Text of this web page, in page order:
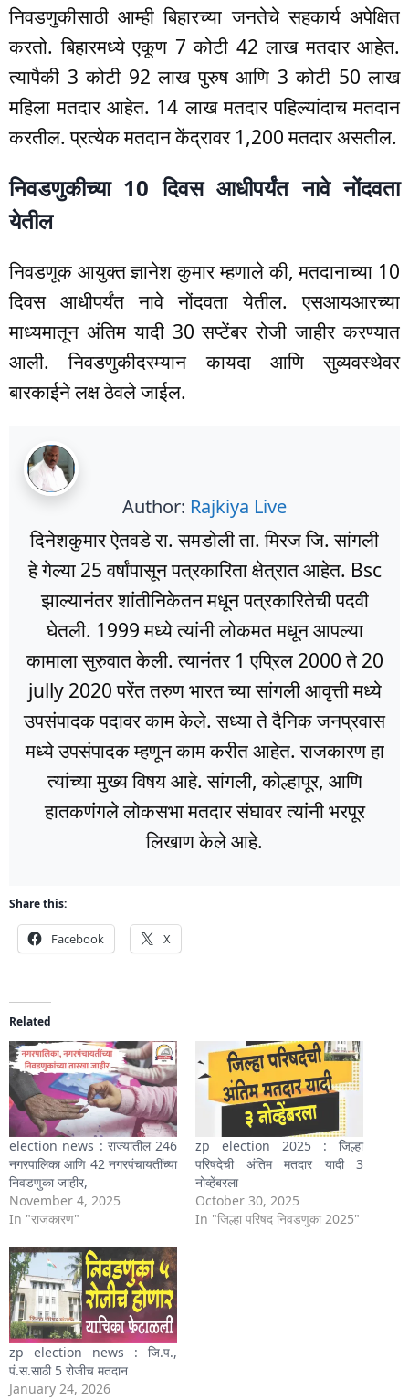
निवडणुकीसाठी आम्ही बिहारच्या जनतेचे सहकार्य अपेक्षित
करतो. बिहारमध्ये एकूण 7 कोटी 42 लाख मतदार आहेत.
त्यापैकी 3 कोटी 92 लाख पुरुष आणि 3 कोटी 50 लाख
महिला मतदार आहेत. 14 लाख मतदार पहिल्यांदाच मतदान
करतील. प्रत्येक मतदान केंद्रावर 1,200 मतदार असतील.
निवडणुकीच्या 10 दिवस आधीपर्यंत नावे नोंदवता
येतील
निवडणूक आयुक्त ज्ञानेश कुमार म्हणाले की, मतदानाच्या 10
दिवस आधीपर्यंत नावे नोंदवता येतील. एसआयआरच्या
माध्यमातून अंतिम यादी 30 सप्टेंबर रोजी जाहीर करण्यात
आली. निवडणुकीदरम्यान कायदा आणि सुव्यवस्थेवर
बारकाईने लक्ष ठेवले जाईल.
Author: Rajkiya Live
दिनेशकुमार ऐतवडे रा. समडोली ता. मिरज जि. सांगली
हे गेल्या 25 वर्षांपासून पत्रकारिता क्षेत्रात आहेत. Bsc
झाल्यानंतर शांतीनिकेतन मधून पत्रकारितेची पदवी
घेतली. 1999 मध्ये त्यांनी लोकमत मधून आपल्या
कामाला सुरुवात केली. त्यानंतर 1 एप्रिल 2000 ते 20
jully 2020 परेंत तरुण भारत च्या सांगली आवृत्ती मध्ये
उपसंपादक पदावर काम केले. सध्या ते दैनिक जनप्रवास
मध्ये उपसंपादक म्हणून काम करीत आहेत. राजकारण हा
त्यांच्या मुख्य विषय आहे. सांगली, कोल्हापूर, आणि
हातकणंगले लोकसभा मतदार संघावर त्यांनी भरपूर
लिखाण केले आहे.
Share this:
Facebook X
Related
election news : राज्यातील 246
नगरपालिका आणि 42 नगरपंचायतींच्या
निवडणुका जाहीर,
November 4, 2025
In "राजकारण"
zp election 2025 : जिल्हा
परिषदेची अंतिम मतदार यादी 3
नोव्हेंबरला
October 30, 2025
In "जिल्हा परिषद निवडणुका 2025"
zp election news : जि.प.,
पं.स.साठी 5 रोजीच मतदान
January 24, 2026